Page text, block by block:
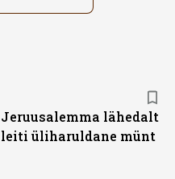
Jeruusalemma lähedalt
leiti üliharuldane münt